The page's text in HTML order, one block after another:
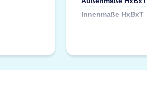
Innenmaße HxBxT